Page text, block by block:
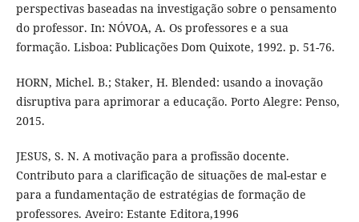
perspectivas baseadas na investigação sobre o pensamento
do professor. In: NÓVOA, A. Os professores e a sua
formação. Lisboa: Publicações Dom Quixote, 1992. p. 51-76.
HORN, Michel. B.; Staker, H. Blended: usando a inovação
disruptiva para aprimorar a educação. Porto Alegre: Penso,
2015.
JESUS, S. N. A motivação para a profissão docente.
Contributo para a clarificação de situações de mal-estar e
para a fundamentação de estratégias de formação de
professores. Aveiro: Estante Editora,1996